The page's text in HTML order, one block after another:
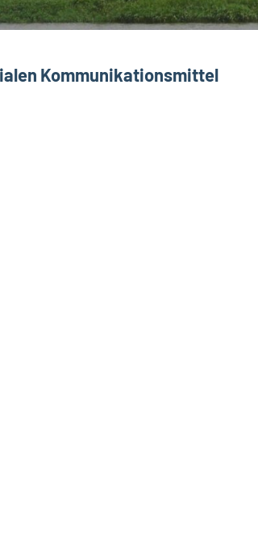
Kommunikationsmittel